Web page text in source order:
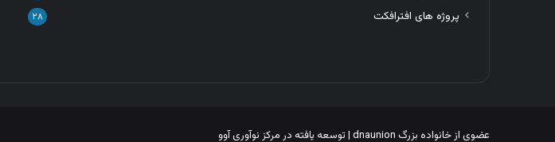
پروژه های افترافکت ۲۸
عضوی از خانواده بزرگ dnaunion | توسعه یافته در مرکز نوآوری آوو